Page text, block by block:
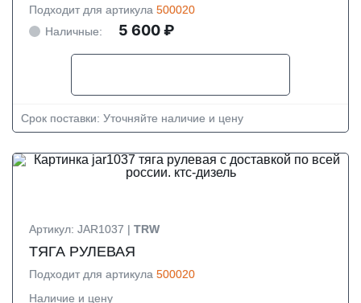
Подходит для артикула 500020
Наличные:
5 600 ₽
Срок поставки: Уточняйте наличие и цену
Артикул: JAR1037 | TRW
ТЯГА РУЛЕВАЯ
Подходит для артикула 500020
Наличие и цену